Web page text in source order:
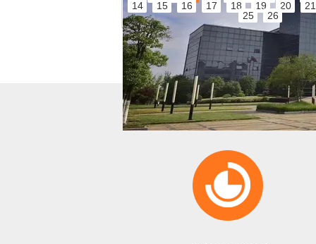
14
15 16 17 18 19 20 21
25
26